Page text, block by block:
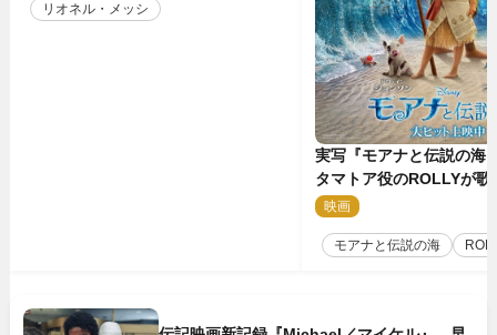
リオネル・メッシ
実写『モアナと伝説の海
タマトア役のROLLYが歌
スな劇中歌「シャイニー
映画
モアナと伝説の海